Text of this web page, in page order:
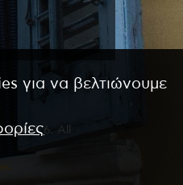
6. All
για να βελτιώνουμε